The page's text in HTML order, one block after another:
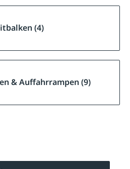
(4)
& Auffahrrampen (9)